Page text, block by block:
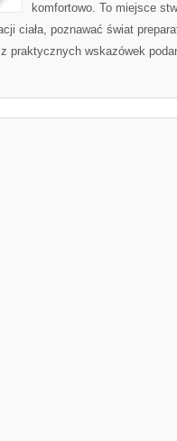
komfortowo. To miejsce
ciała, poznawać świat
praktycznych wskazówek